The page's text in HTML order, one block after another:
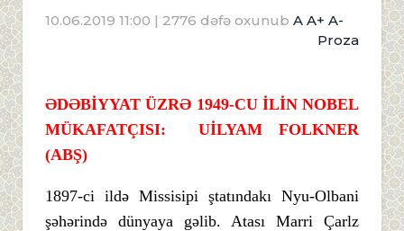
10.06.2019 11:00 | 2776 dəfə oxunub A A+ A-
Proza
ƏDƏBİYYAT ÜZRƏ 1949-CU İLİN NOBEL
MÜKAFATÇISI: UİLYAM FOLKNER
(ABŞ)
1897-ci ildə Missisipi ştatındakı Nyu-Olbani
şəhərində dünyaya gəlib. Atası Marri Çarlz